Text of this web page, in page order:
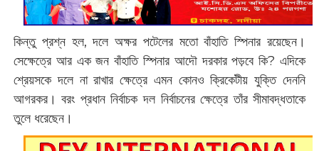
কিন্তু প্রশ্ন হল, দলে অক্ষর পটেলের মতো বাঁহাতি স্পিনার রয়েছেন।
সেক্ষেত্রে আর এক জন বাঁহাতি স্পিনার আদৌ দরকার পড়বে কি? এদিকে
শ্রেয়সকে দলে না রাখার ক্ষেত্রে এমন কোনও ক্রিকেটীয় যুক্তি দেননি
আগরকর। বরং প্রধান নির্বাচক দল নির্বাচনের ক্ষেত্রে তাঁর সীমাবদ্ধতাকে
তুলে ধরেছেন।